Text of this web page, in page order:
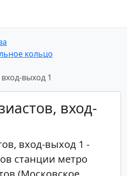
кольцо
выход 1
вход-
вход-выход 1 -
станции метро